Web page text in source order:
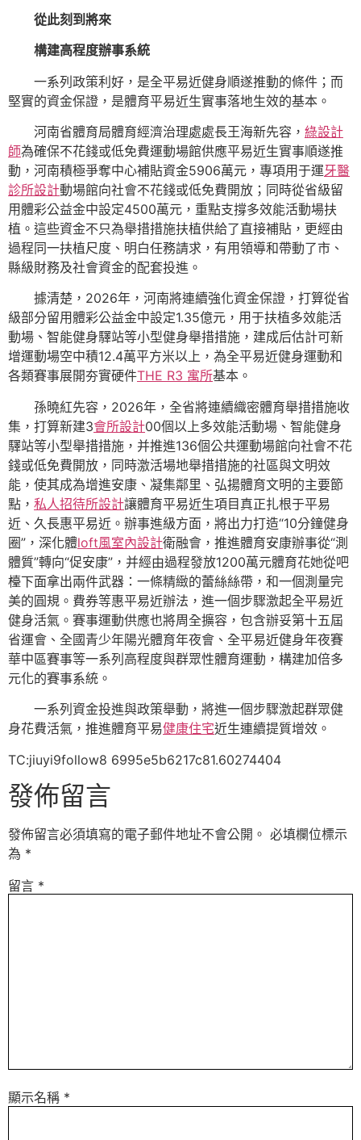
從此刻到將來
構建高程度辦事系統
一系列政策利好，是全平易近健身順遂推動的條件；而
堅實的資金保證，是體育平易近生實事落地生效的基本。
河南省體育局體育經濟治理處處長王海新先容， 綠設計
師為確保不花錢或低免費運動場館供應平易近生實事順遂推
動，河南積極爭奪中心補貼資金5906萬元，專項用于運牙醫
診所設計動場館向社會不花錢或低免費開放；同時從省級留
用體彩公益金中設定4500萬元，重點支撐多效能活動場扶
植。這些資金不只為舉措措施扶植供給了直接補貼，更經由
過程同一扶植尺度、明白任務請求，有用領導和帶動了市、
縣級財務及社會資金的配套投進。
據清楚，2026年，河南將連續強化資金保證，打算從省
級部分留用體彩公益金中設定1.35億元，用于扶植多效能活
動場、智能健身驛站等小型健身舉措措施，建成后估計可新
增運動場空中積12.4萬平方米以上，為全平易近健身運動和
各類賽事展開夯實硬件THE R3 寓所基本。
孫曉紅先容，2026年，全省將連續織密體育舉措措施收
集，打算新建3會所設計00個以上多效能活動場、智能健身
驛站等小型舉措措施，并推進136個公共運動場館向社會不花
錢或低免費開放，同時激活場地舉措措施的社區與文明效
能，使其成為增進安康、凝集鄰里、弘揚體育文明的主要節
點， 私人招待所設計讓體育平易近生項目真正扎根于平易
近、久長惠平易近。辦事進級方面，將出力打造“10分鐘健身
圈”，深化體loft風室內設計衛融會，推進體育安康辦事從“測
體質”轉向“促安康”，并經由過程發放1200萬元體育花她從吧
檯下面拿出兩件武器：一條精緻的蕾絲絲帶，和一個測量完
美的圓規。費券等惠平易近辦法，進一個步驟激起全平易近
健身活氣。賽事運動供應也將周全擴容，包含辦妥第十五屆
省運會、全國青少年陽光體育年夜會、全平易近健身年夜賽
華中區賽事等一系列高程度與群眾性體育運動，構建加倍多
元化的賽事系統。
一系列資金投進與政策舉動，將進一個步驟激起群眾健
身花費活氣，推進體育平易健康住宅近生連續提質增效。
TC:jiuyi9follow8 6995e5b6217c81.60274404
發佈留言
發佈留言必須填寫的電子郵件地址不會公開。 必填欄位標示
為 *
留言 *
顯示名稱 *